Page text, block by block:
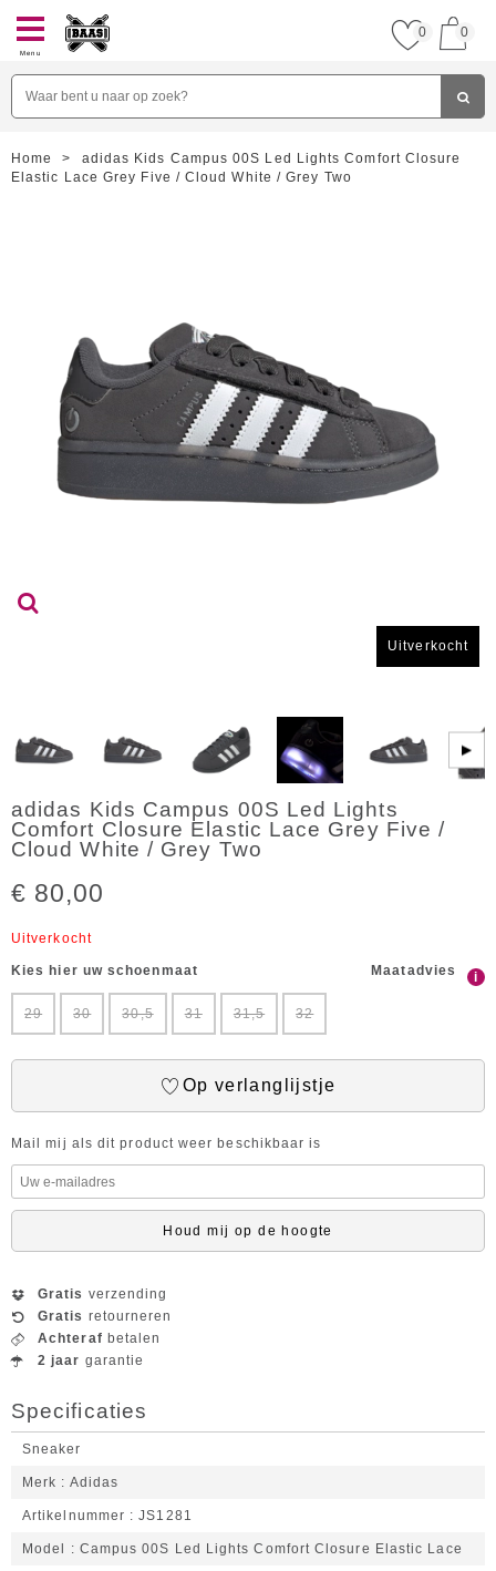
Menu
0 0
Home >
adidas Kids Campus 00S Led Lights Comfort Closure
Elastic Lace Grey Five / Cloud White / Grey Two
Uitverkocht
▶
adidas Kids Campus 00S Led Lights
Comfort Closure Elastic Lace Grey Five /
Cloud White / Grey Two
€ 80,00
Uitverkocht
Kies hier uw schoenmaat Maatadvies i
29 30 30,5 31 31,5 32
Op verlanglijstje
Mail mij als dit product weer beschikbaar is
Houd mij op de hoogte
Gratis verzending
Gratis retourneren
Achteraf betalen
2 jaar garantie
Specificaties
Sneaker
Merk Adidas
Artikelnummer JS1281
Model Campus 00S Led Lights Comfort Closure Elastic Lace